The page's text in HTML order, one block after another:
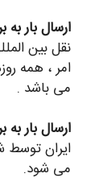
ارسال بار به
نقل بین
امر ، همه
می باشد .
ارسال بار به
ایران توسط
می شود.